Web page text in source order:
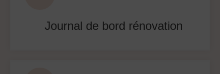
Journal de bord rénovation